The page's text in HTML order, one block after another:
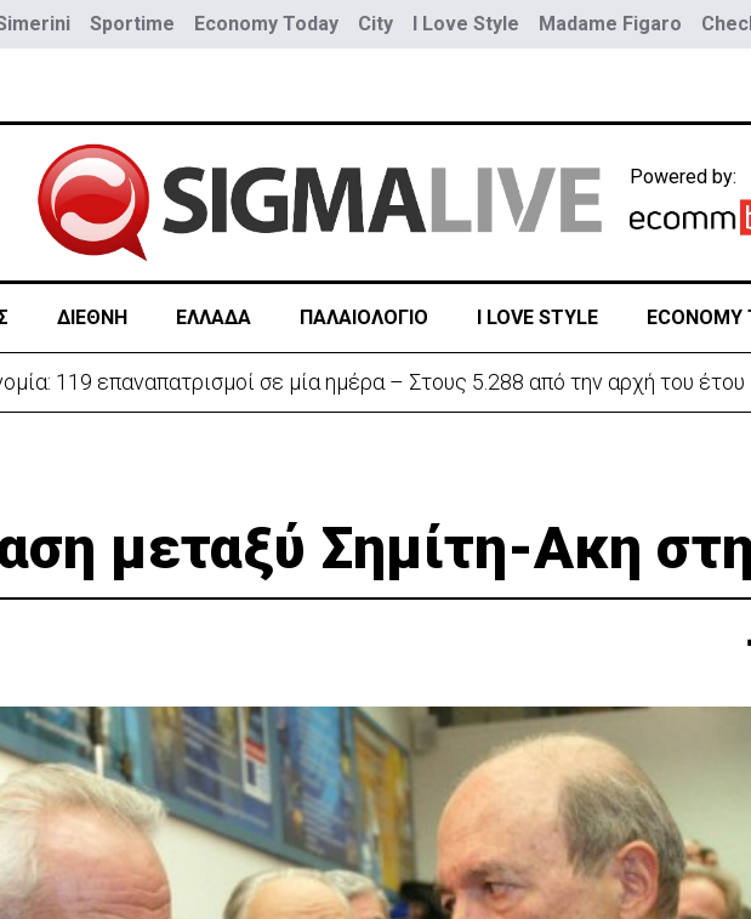
Sportime Economy Today City I Love Style Madame Figaro
Powered by:
ΔΙΕΘΝΗ ΕΛΛΑΔΑ ΠΑΛΑΙΟΛΟΓΙΟ I LOVE STYLE ECONOMY
να ξαναζωντανέψει την «Corner» o Προύντζος - «Πληγώνει τις αναμνήσεις»
μεταξύ Σημίτη-Ακη